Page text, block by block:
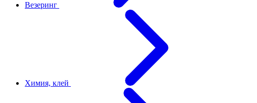
Везеринг
Химия, клей